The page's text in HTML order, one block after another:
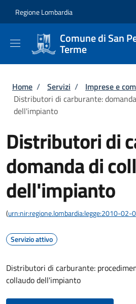
Regione Lombardia
Comune di San
Terme
Briciole di pane
Home / Servizi / Imprese e
Distributori di carburante:
dell'impianto
Distributori di
domanda di
dell'impianto
(urn:nir:regione.lombardia:legge:2010-02-
Servizio attivo
Distributori di carburante:
collaudo dell'impianto